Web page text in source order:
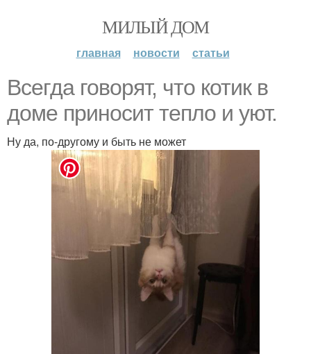
МИЛЫЙ ДОМ
главная новости статьи
Всегда говорят, что котик в
доме приносит тепло и уют.
Ну да, по-другому и быть не может